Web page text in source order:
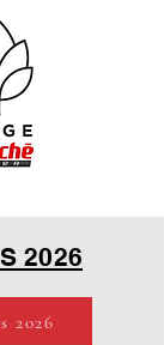
2026
2026